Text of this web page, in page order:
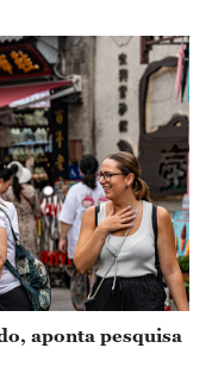
aponta pesquisa